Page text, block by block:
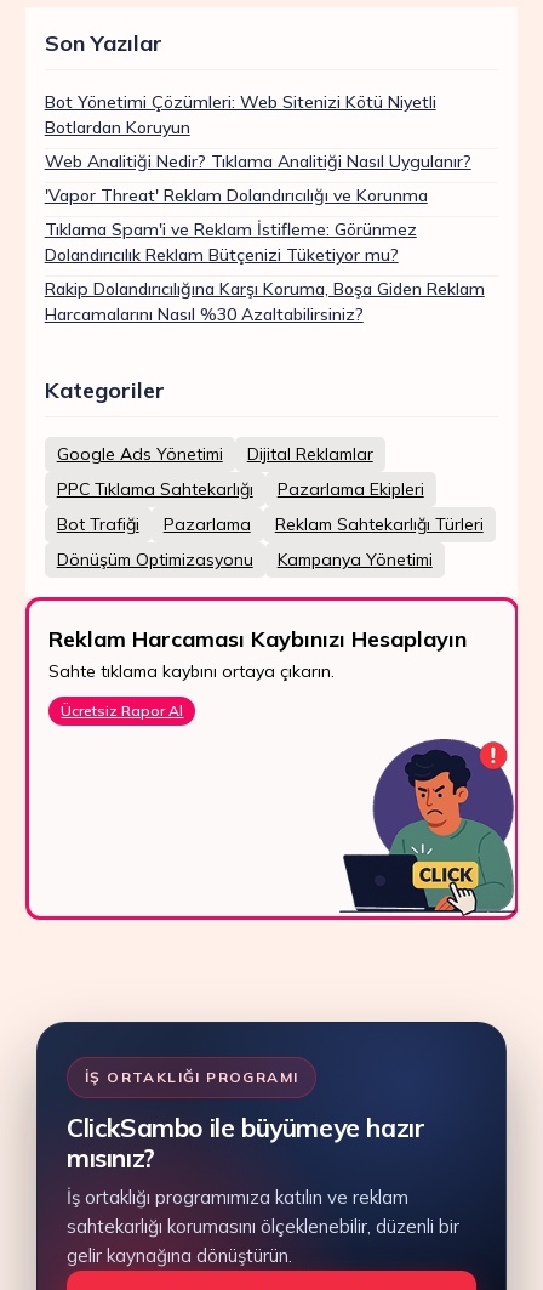
Son Yazılar
Bot Yönetimi Çözümleri: Web Sitenizi Kötü Niyetli
Botlardan Koruyun
Web Analitiği Nedir? Tıklama Analitiği Nasıl Uygulanır?
'Vapor Threat' Reklam Dolandırıcılığı ve Korunma
Tıklama Spam'i ve Reklam İstifleme: Görünmez
Dolandırıcılık Reklam Bütçenizi Tüketiyor mu?
Rakip Dolandırıcılığına Karşı Koruma, Boşa Giden Reklam
Harcamalarını Nasıl %30 Azaltabilirsiniz?
Kategoriler
Google Ads Yönetimi
Dijital Reklamlar
PPC Tıklama Sahtekarlığı
Pazarlama Ekipleri
Bot Trafiği
Pazarlama
Reklam Sahtekarlığı Türleri
Dönüşüm Optimizasyonu
Kampanya Yönetimi
Reklam Harcaması Kaybınızı Hesaplayın
Sahte tıklama kaybını ortaya çıkarın.
Ücretsiz Rapor Al
İŞ ORTAKLIĞI PROGRAMI
ClickSambo ile büyümeye hazır
mısınız?
İş ortaklığı programımıza katılın ve reklam
sahtekarlığı korumasını ölçeklenebilir, düzenli bir
gelir kaynağına dönüştürün.